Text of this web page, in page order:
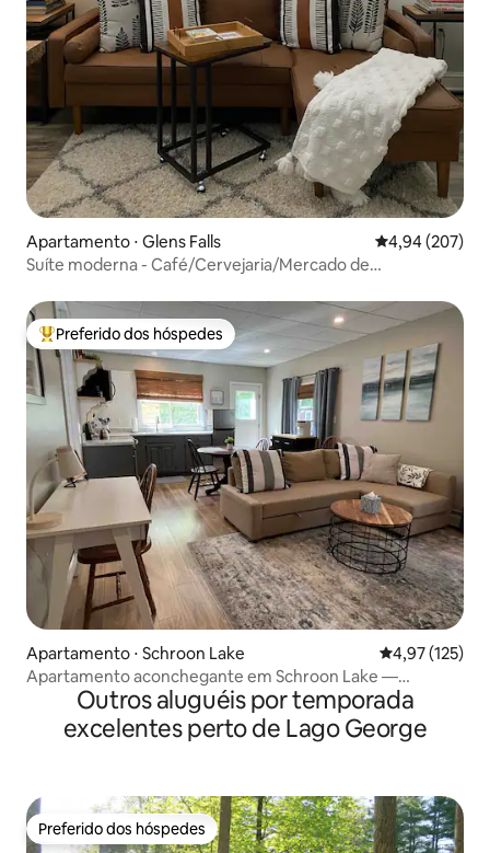
Apartamento ⋅ Glens Falls 4,94 de uma
4,94 (207)
Suíte moderna - Café/Cervejaria/Mercado de
Entre os melhores preferidos dos hóspedes
Preferido dos hóspedes
Apartamento ⋅ Schroon Lake 4,97 de uma
4,97 (125)
Apartamento aconchegante em Schroon Lake —
Caminhe até a cidade
Outros aluguéis por temporada
excelentes perto de Lago George
Preferido dos hóspedes
Preferido dos hóspedes